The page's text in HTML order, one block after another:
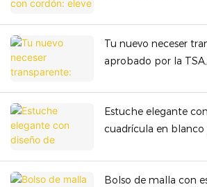
Tu nuevo neceser
aprobado por la
Estuche elegante
cuadrícula en blanco
Bolso de malla con